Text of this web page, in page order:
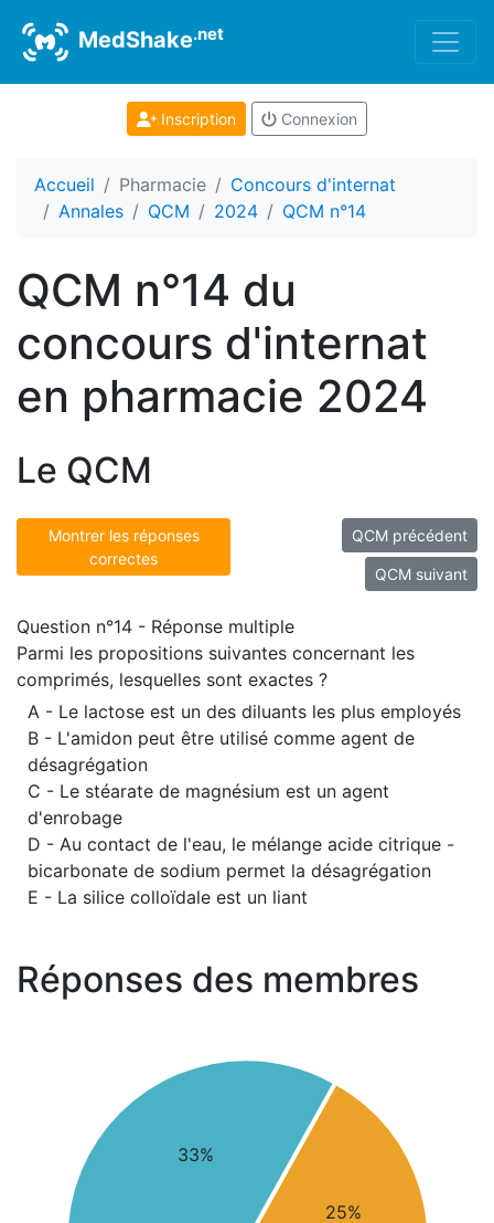
MedShake.net
Inscription Connexion
Accueil Pharmacie
Concours d'internat
Annales
QCM 2024 QCM n°14
QCM n°14 du
concours d'internat
en pharmacie 2024
Le QCM
Montrer les réponses
correctes
QCM précédent
QCM suivant
Question n°14 - Réponse multiple
Parmi les propositions suivantes concernant les
comprimés, lesquelles sont exactes ?
A - Le lactose est un des diluants les plus employés
B - L'amidon peut être utilisé comme agent de
désagrégation
C - Le stéarate de magnésium est un agent
d'enrobage
D - Au contact de l'eau, le mélange acide citrique -
bicarbonate de sodium permet la désagrégation
E - La silice colloïdale est un liant
Réponses des membres
33%
25%